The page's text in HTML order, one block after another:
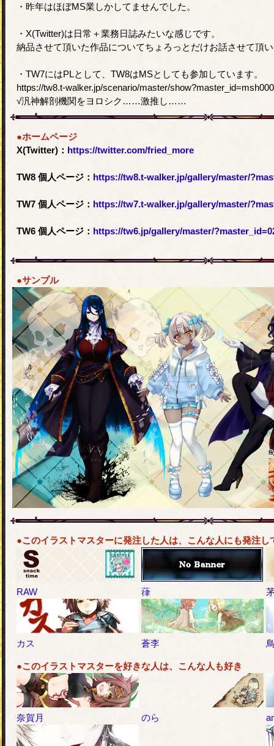
・昨年はほぼMS業しかしてませんでした。
・X(Twitter)は日常＋業務日誌みたいな感じです。
納品させて頂いた作品についてちょろっとだけお話させて頂
・TW7にはPLとして、TW8はMSとしても参加しています。
https://tw8.t-walker.jp/scenario/master/
√汎神解剖機関をヨロシク……激推し……
●ホームページ
X(Twitter)： https://twitter.com/fried_more
TW8 個人ページ： https://tw8.t-walker.jp/gallery/master/
TW7 個人ページ： https://tw7.t-walker.jp/gallery/master/
TW6 個人ページ： https://tw6.jp/gallery/master/
●サンプル
●このイラストマスターに発注した人は、こんな人にも発注し
RAW 葎
カス 蒼李
●このイラストマスターを好きな人は、こんな人も好き
奈賀月 のら